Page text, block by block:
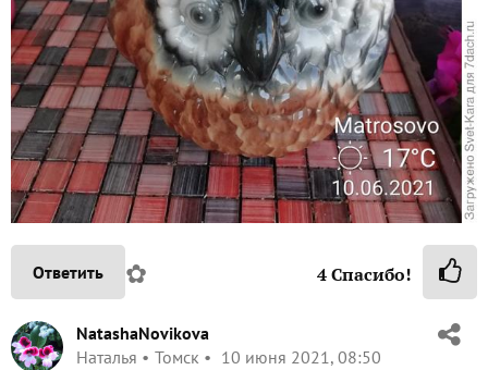
Ответить ✿ 4Спасибо!
NatashaNovikova
Наталья
Томск 10 июня 2021, 08:50